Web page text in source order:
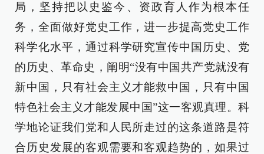
局，坚持把以史鉴今、资政育人作为根本任
务，全面做好党史工作，进一步提高党史工作
科学化水平，通过科学研究宣传中国历史、党
的历史、革命史，阐明“没有中国共产党就没有
新中国，只有社会主义才能救中国，只有中国
特色社会主义才能发展中国”这一客观真理。科
学地论证我们党和人民所走过的这条道路是符
合历史发展的客观需要和客观趋势的，如果过